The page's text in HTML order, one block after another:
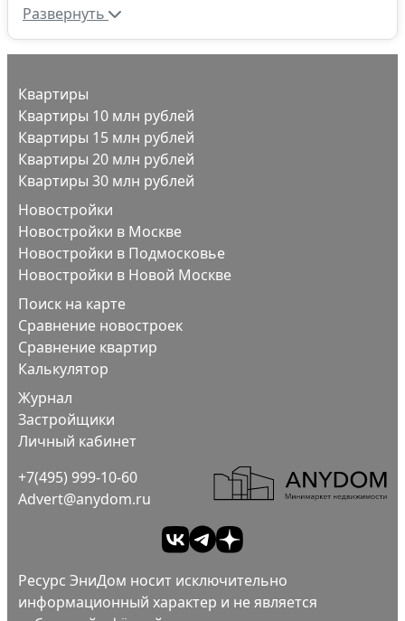
Развернуть
Квартиры
Квартиры 10 млн рублей
Квартиры 15 млн рублей
Квартиры 20 млн рублей
Квартиры 30 млн рублей
Новостройки
Новостройки в Москве
Новостройки в Подмосковье
Новостройки в Новой Москве
Поиск на карте
Сравнение новостроек
Сравнение квартир
Калькулятор
Журнал
Застройщики
Личный кабинет
+7(495) 999-10-60
Advert@anydom.ru
Ресурс ЭниДом носит исключительно
информационный характер и не является